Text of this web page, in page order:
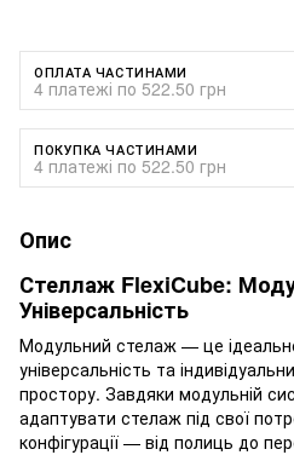
ОПЛАТА ЧАСТИНАМИ
4 платежі по 522.50 грн
ПОКУПКА ЧАСТИНАМИ
4 платежі по 522.50 грн
Опис
Стеллаж FlexiCube:
Універсальність
Модульний стелаж — це
універсальність та
простору. Завдяки модульній
адаптувати стелаж під свої
конфігурації — від полиць до